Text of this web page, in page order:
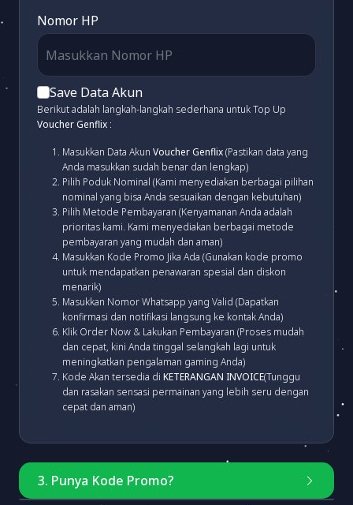
Nomor HP
Save Data Akun
Berikut adalah langkah-langkah sederhana untuk Top Up
Voucher Genflix :
Masukkan Data Akun Voucher Genflix(Pastikan data yang
Anda masukkan sudah benar dan lengkap)
Pilih Poduk Nominal (Kami menyediakan berbagai pilihan
nominal yang bisa Anda sesuaikan dengan kebutuhan)
Pilih Metode Pembayaran (Kenyamanan Anda adalah
prioritas kami. Kami menyediakan berbagai metode
pembayaran yang mudah dan aman)
Masukkan Kode Promo Jika Ada (Gunakan kode promo
untuk mendapatkan penawaran spesial dan diskon
menarik)
Masukkan Nomor Whatsapp yang Valid (Dapatkan
konfirmasi dan notifikasi langsung ke kontak Anda)
Klik Order Now & Lakukan Pembayaran (Proses mudah
dan cepat, kini Anda tinggal selangkah lagi untuk
meningkatkan pengalaman gaming Anda)
Kode Akan tersedia di KETERANGAN INVOICE(Tunggu
dan rasakan sensasi permainan yang lebih seru dengan
cepat dan aman)
3. Punya Kode Promo?